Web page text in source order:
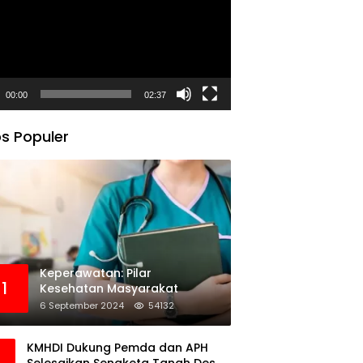
00:00 02:37
Populer
1
Keperawatan: Pilar
Kesehatan Masyarakat
6 September 2024 54132
KMHDI Dukung Pemda dan APH